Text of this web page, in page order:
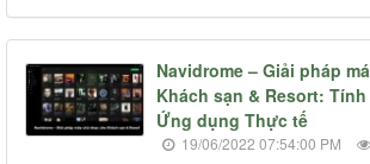
Navidrome – Giải pháp
Khách sạn & Resort:
Ứng dụng Thực tế
19/06/2022 07:54:00 PM